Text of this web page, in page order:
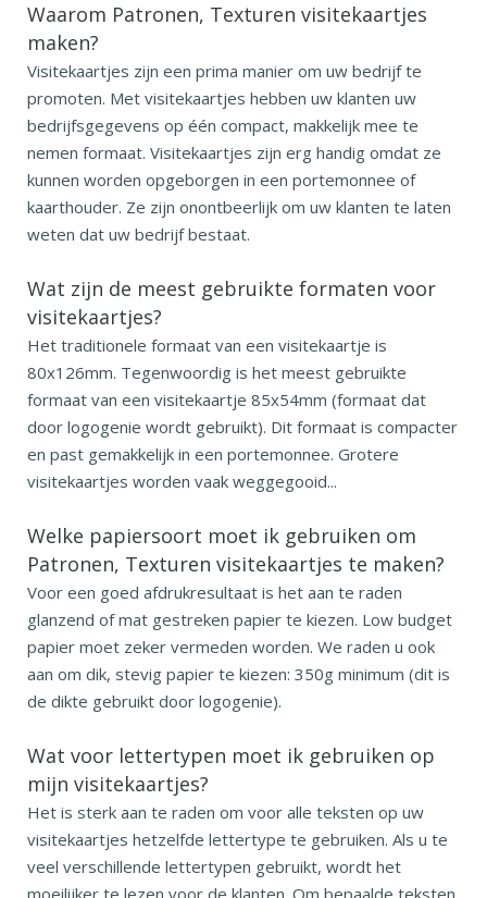
Waarom Patronen, Texturen visitekaartjes
maken?
Visitekaartjes zijn een prima manier om uw bedrijf te
promoten. Met visitekaartjes hebben uw klanten uw
bedrijfsgegevens op één compact, makkelijk mee te
nemen formaat. Visitekaartjes zijn erg handig omdat ze
kunnen worden opgeborgen in een portemonnee of
kaarthouder. Ze zijn onontbeerlijk om uw klanten te laten
weten dat uw bedrijf bestaat.
Wat zijn de meest gebruikte formaten voor
visitekaartjes?
Het traditionele formaat van een visitekaartje is
80x126mm. Tegenwoordig is het meest gebruikte
formaat van een visitekaartje 85x54mm (formaat dat
door logogenie wordt gebruikt). Dit formaat is compacter
en past gemakkelijk in een portemonnee. Grotere
visitekaartjes worden vaak weggegooid...
Welke papiersoort moet ik gebruiken om
Patronen, Texturen visitekaartjes te maken?
Voor een goed afdrukresultaat is het aan te raden
glanzend of mat gestreken papier te kiezen. Low budget
papier moet zeker vermeden worden. We raden u ook
aan om dik, stevig papier te kiezen: 350g minimum (dit is
de dikte gebruikt door logogenie).
Wat voor lettertypen moet ik gebruiken op
mijn visitekaartjes?
Het is sterk aan te raden om voor alle teksten op uw
visitekaartjes hetzelfde lettertype te gebruiken. Als u te
veel verschillende lettertypen gebruikt, wordt het